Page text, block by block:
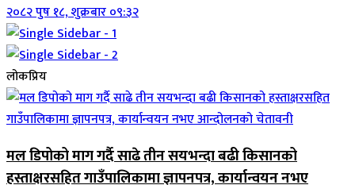
२०८२ पुष १८, शुक्रबार ०९:३२
लोकप्रिय
मल डिपोको माग गर्दै साढे तीन सयभन्दा बढी किसानको
हस्ताक्षरसहित गाउँपालिकामा ज्ञापनपत्र, कार्यान्वयन नभए